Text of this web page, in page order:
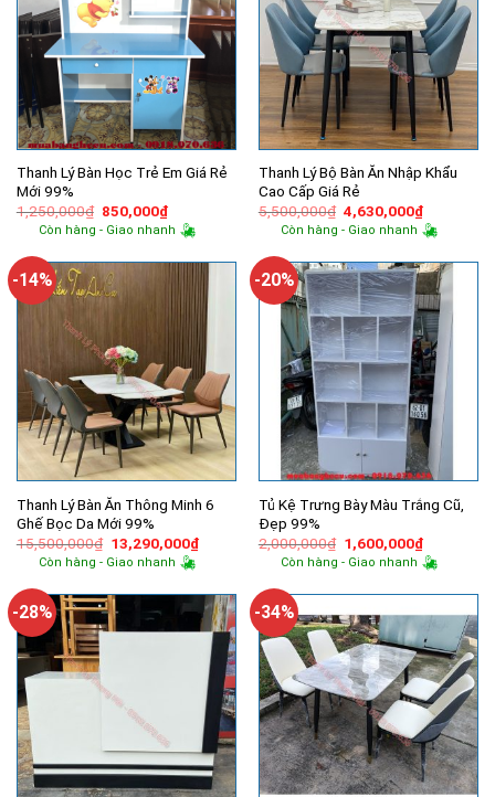
Thanh Lý Bàn Học Trẻ Em Giá Rẻ
Mới 99%
1,250,000₫ Giá
gốc
là:
850,000₫Giá
hiện
tại
850,000₫.
Còn hàng - Giao nhanh
Thanh Lý Bộ Bàn Ăn Nhập Khẩu
Cao Cấp Giá Rẻ
5,500,000₫ Giá
gốc
là:
4,630,000₫Giá
hiện
tại
Còn hàng - Giao nhanh
-14%
Thanh Lý Bàn Ăn Thông Minh 6
Ghế Bọc Da Mới 99%
15,500,000₫ Giá
gốc
là:
13,290,000₫Giá
hiện
13,290,000₫.
Còn hàng - Giao nhanh
-20%
Tủ Kệ Trưng Bày Màu Trắng Cũ,
Đẹp 99%
2,000,000₫ Giá
gốc
là:
1,600,000₫Giá
hiện
tại
Còn hàng - Giao nhanh
-28% -34%